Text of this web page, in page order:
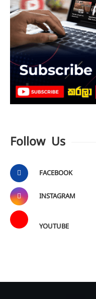
Follow Us
FACEBOOK
INSTAGRAM
YOUTUBE